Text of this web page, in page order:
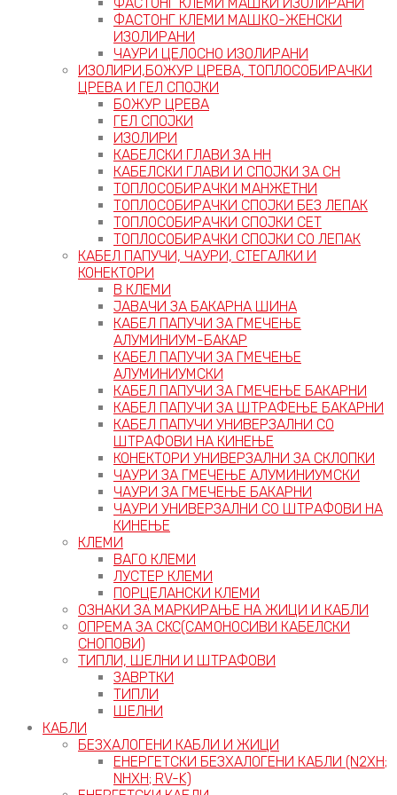
ФАСТОНГ КЛЕМИ МАШКИ ИЗОЛИРАНИ
ФАСТОНГ КЛЕМИ МАШКO-ЖЕНСКИ
ИЗОЛИРАНИ
ЧАУРИ ЦЕЛОСНО ИЗОЛИРАНИ
ИЗОЛИРИ,БОЖУР ЦРЕВА, ТОПЛОСОБИРАЧКИ
ЦРЕВА И ГЕЛ СПОЈКИ
БОЖУР ЦРЕВА
ГЕЛ СПОЈКИ
ИЗОЛИРИ
КАБЕЛСКИ ГЛАВИ ЗА НН
КАБЕЛСКИ ГЛАВИ И СПОЈКИ ЗА СН
ТОПЛОСОБИРАЧКИ МАНЖЕТНИ
ТОПЛОСОБИРАЧКИ СПОЈКИ БЕЗ ЛЕПАК
ТОПЛОСОБИРАЧКИ СПОЈКИ СЕТ
ТОПЛОСОБИРАЧКИ СПОЈКИ СО ЛЕПАК
КАБЕЛ ПАПУЧИ, ЧАУРИ, СТЕГАЛКИ И
КОНЕКТОРИ
В КЛЕМИ
ЈАВАЧИ ЗА БАКАРНА ШИНА
КАБЕЛ ПАПУЧИ ЗА ГМЕЧЕЊЕ
АЛУМИНИУМ-БАКАР
КАБЕЛ ПАПУЧИ ЗА ГМЕЧЕЊЕ
АЛУМИНИУМСКИ
КАБЕЛ ПАПУЧИ ЗА ГМЕЧЕЊЕ БАКАРНИ
КАБЕЛ ПАПУЧИ ЗА ШТРАФЕЊЕ БАКАРНИ
КАБЕЛ ПАПУЧИ УНИВЕРЗАЛНИ СО
ШТРАФОВИ НА КИНЕЊЕ
КОНЕКТОРИ УНИВЕРЗАЛНИ ЗА СКЛОПКИ
ЧАУРИ ЗА ГМЕЧЕЊЕ АЛУМИНИУМСКИ
ЧАУРИ ЗА ГМЕЧЕЊЕ БАКАРНИ
ЧАУРИ УНИВЕРЗАЛНИ СО ШТРАФОВИ НА
КИНЕЊЕ
КЛЕМИ
ВАГО КЛЕМИ
ЛУСТЕР КЛЕМИ
ПОРЦЕЛАНСКИ КЛЕМИ
ОЗНАКИ ЗА МАРКИРАЊЕ НА ЖИЦИ И КАБЛИ
ОПРЕМА ЗА СКС(САМОНОСИВИ КАБЕЛСКИ
СНОПОВИ)
ТИПЛИ, ШЕЛНИ И ШТРАФОВИ
ЗАВРТКИ
ТИПЛИ
ШЕЛНИ
КАБЛИ
БЕЗХАЛОГЕНИ КАБЛИ И ЖИЦИ
ЕНЕРГЕТСКИ БЕЗХАЛОГЕНИ КАБЛИ (N2XH;
NHXH; RV-K)